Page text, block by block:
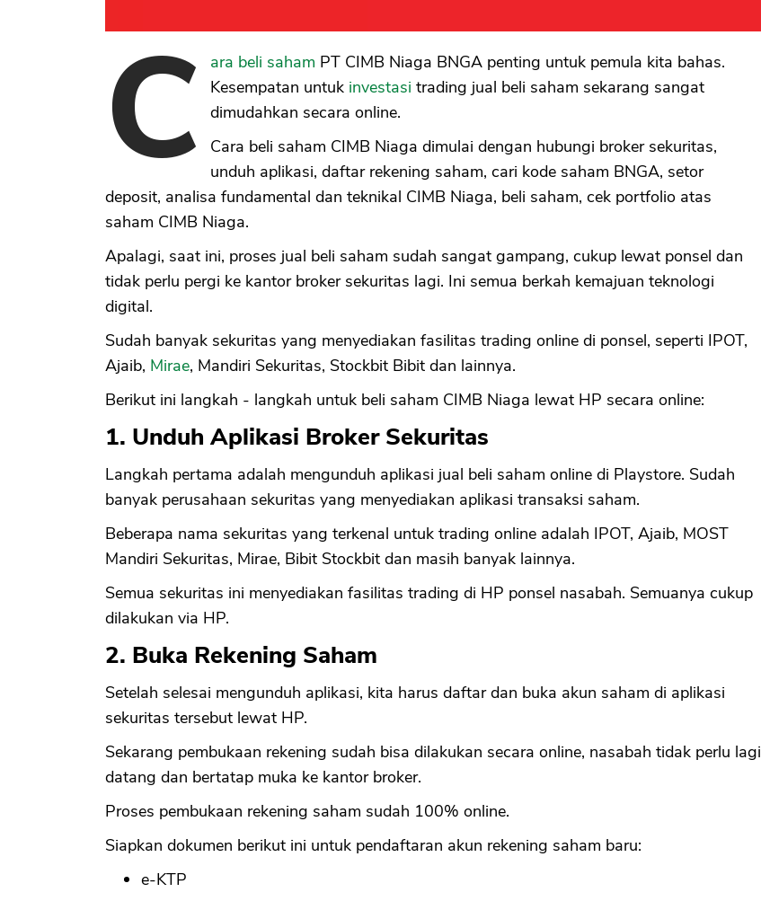
C ara beli saham PT CIMB Niaga BNGA penting untuk pemula kita bahas.
Kesempatan untuk investasi trading jual beli saham sekarang sangat
dimudahkan secara online.
Cara beli saham CIMB Niaga dimulai dengan hubungi broker sekuritas,
unduh aplikasi, daftar rekening saham, cari kode saham BNGA, setor
deposit, analisa fundamental dan teknikal CIMB Niaga, beli saham, cek portfolio atas
saham CIMB Niaga.
Apalagi, saat ini, proses jual beli saham sudah sangat gampang, cukup lewat ponsel dan
tidak perlu pergi ke kantor broker sekuritas lagi. Ini semua berkah kemajuan teknologi
digital.
Sudah banyak sekuritas yang menyediakan fasilitas trading online di ponsel, seperti IPOT,
Ajaib, Mirae, Mandiri Sekuritas, Stockbit Bibit dan lainnya.
Berikut ini langkah - langkah untuk beli saham CIMB Niaga lewat HP secara online:
1. Unduh Aplikasi Broker Sekuritas
Langkah pertama adalah mengunduh aplikasi jual beli saham online di Playstore. Sudah
banyak perusahaan sekuritas yang menyediakan aplikasi transaksi saham.
Beberapa nama sekuritas yang terkenal untuk trading online adalah IPOT, Ajaib, MOST
Mandiri Sekuritas, Mirae, Bibit Stockbit dan masih banyak lainnya.
Semua sekuritas ini menyediakan fasilitas trading di HP ponsel nasabah. Semuanya cukup
dilakukan via HP.
2. Buka Rekening Saham
Setelah selesai mengunduh aplikasi, kita harus daftar dan buka akun saham di aplikasi
sekuritas tersebut lewat HP.
Sekarang pembukaan rekening sudah bisa dilakukan secara online, nasabah tidak perlu lagi
datang dan bertatap muka ke kantor broker.
Proses pembukaan rekening saham sudah 100% online.
Siapkan dokumen berikut ini untuk pendaftaran akun rekening saham baru:
e-KTP